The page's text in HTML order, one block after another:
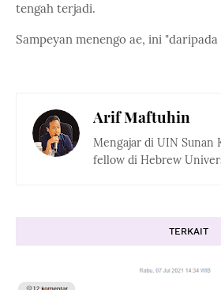
tengah terjadi.
Sampeyan menengo ae, ini "daripada
Arif Maftuhin
Mengajar di UIN Sunan
fellow di Hebrew
TERKAIT